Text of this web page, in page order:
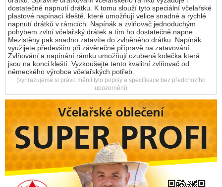
dostatečné napnutí drátku. K tomu slouží tyto speciální včelařské
plastové napínací kleště, které umožňují velice snadné a rychlé
napnutí drátků v rámcích. Napínák a zvlňovač jednoduchým
pohybem zvlní včelařský drátek a tím ho dostatečně napne.
Mezistěny pak snadno zatavíte do zvlněného drátku. Napínák
využijete především při závěrečné přípravě na zatavování..
Zvlňování a napínání rámku umožňují ozubená kolečka která
jsou na konci kleští. Vyzkoušejte tento kvalitní zvlňovač od
německého výrobce včelařských potřeb.
(vyhrazujeme si právo měnit tyto popisy a specifikace bez předchozího
upozornění)